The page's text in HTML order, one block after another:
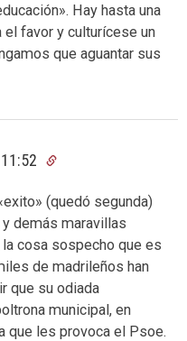
Hay hasta una
favor y culturícese un
que aguantar sus
(quedó segunda)
demás maravillas
cosa sospecho que es
de madrileños han
que su odiada
municipal, en
que les provoca el Psoe.